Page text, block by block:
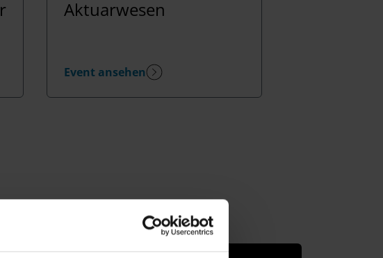
Aktuarwesen
Event ansehen